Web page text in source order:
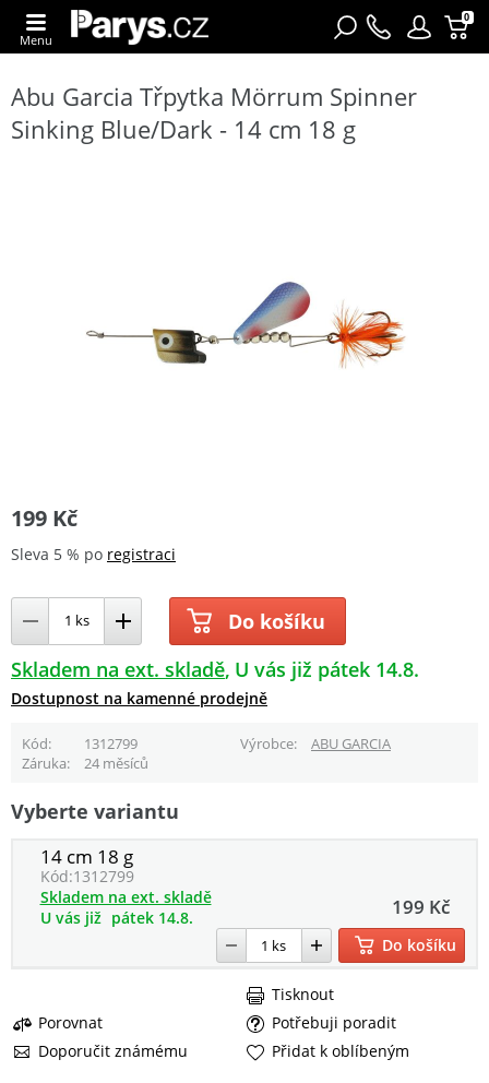
0
Menu
Abu Garcia Třpytka Mörrum Spinner
Sinking Blue/Dark - 14 cm 18 g
199 Kč
Sleva 5 % po registraci
Do košíku
Skladem na ext. skladě U vás již pátek 14.8.
Dostupnost na kamenné prodejně
Kód 1312799 Výrobce
ABU GARCIA
Záruka
24 měsíců
Vyberte variantu
14 cm 18 g
Kód:1312799
199 Kč
Skladem na ext. skladě
U vás již pátek 14.8.
Do košíku
Porovnat
Potřebuji poradit
Doporučit známému
Tisknout
Přidat k oblíbeným